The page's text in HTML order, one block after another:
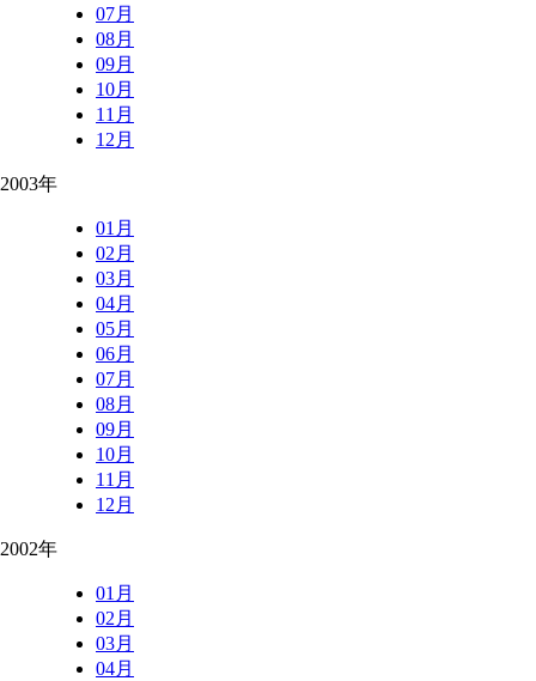
07月
08月
09月
10月
11月
12月
2003年
01月
02月
03月
04月
05月
06月
07月
08月
09月
10月
11月
12月
2002年
01月
02月
03月
04月